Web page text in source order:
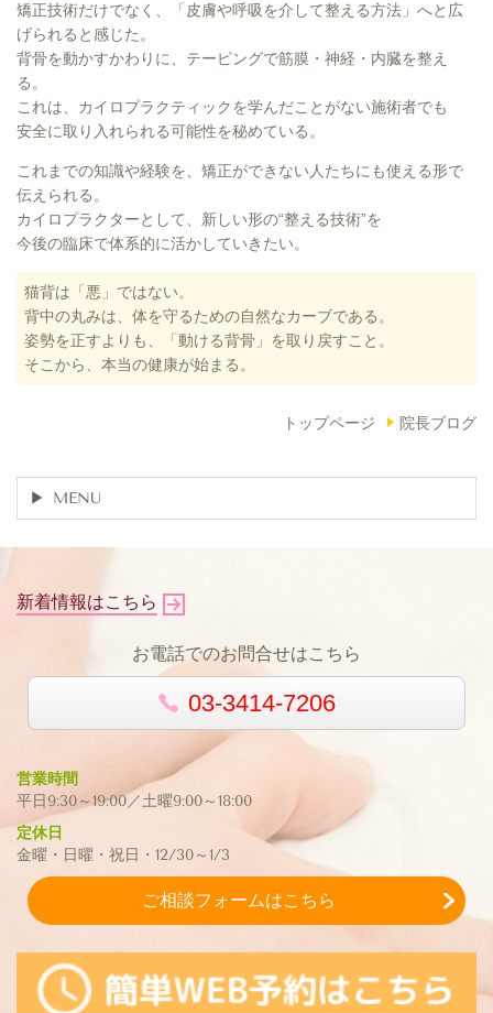
矯正技術だけでなく、「皮膚や呼吸を介して整える方法」へと広
げられると感じた。
背骨を動かすかわりに、テーピングで筋膜・神経・内臓を整え
る。
これは、カイロプラクティックを学んだことがない施術者でも
安全に取り入れられる可能性を秘めている。
これまでの知識や経験を、矯正ができない人たちにも使える形で
伝えられる。
カイロプラクターとして、新しい形の“整える技術”を
今後の臨床で体系的に活かしていきたい。
猫背は「悪」ではない。
背中の丸みは、体を守るための自然なカーブである。
姿勢を正すよりも、「動ける背骨」を取り戻すこと。
そこから、本当の健康が始まる。
トップページ 院長ブログ
MENU
新着情報はこちら
お電話でのお問合せはこちら
03-3414-7206
営業時間
平日9:30～19:00／土曜9:00～18:00
定休日
金曜・日曜・祝日・12/30～1/3
ご相談フォームはこちら